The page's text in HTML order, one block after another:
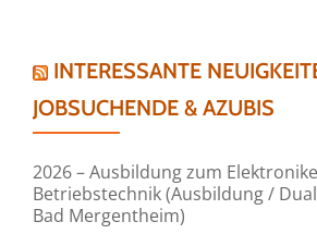
INTERESSANTE
JOBSUCHENDE & AZUBIS
2026 – Ausbildung zum
Betriebstechnik (Ausbildung /
Bad Mergentheim)